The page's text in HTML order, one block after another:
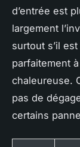
d’entrée est
largement
surtout s’il
parfaitement
chaleureuse.
pas de
certains